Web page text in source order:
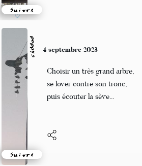
Suivre
poppys
Suivre
4 septembre 2023
Choisir un très grand arbre,
se lover contre son tronc,
puis écouter la sève...